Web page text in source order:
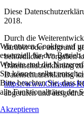
Diese
2018.
Durch die
darüber oder aufgrund
behördlicher Vorgaben
Datenschutzerklärung
Datenschutzerklärung
https://www.Christina-
abgerufen und
Wir nutzen Cookies auf
essenziell für den Betrieb
Website und die
Sie können selbst
Bitte beachten Sie, dass
alle Funktionalitäten der
Akzeptieren